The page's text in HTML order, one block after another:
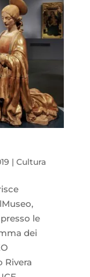
| Cultura
le
dei
Rivera